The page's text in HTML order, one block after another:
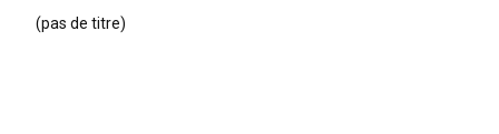
(pas de titre)